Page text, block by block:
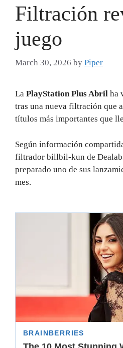
Filtración
juego
March 30, 2026 by Piper
La PlayStation Plus Abril ha
tras una nueva filtración que
títulos más importantes que
Según información
filtrador billbil-kun de
preparado uno de sus
mes.